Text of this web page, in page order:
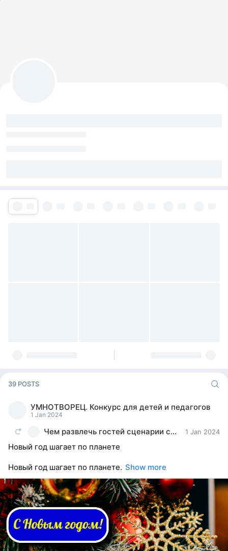
39 POSTS
УМНОТВОРЕЦ. Конкурс для детей и педагогов
1 Jan 2024
Чем развлечь гостей сценарии сценки поздравления 1 Jan 2024
Новый год шагает по планете
Новый год шагает по планете. Show more